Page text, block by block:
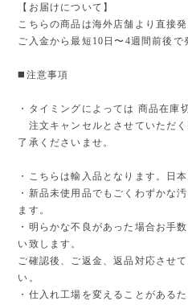
【お届けについて】
こちらの商品は海外店舗より直接発
ご入金から最短10日〜4週間前後で
◼️注意事項
・タイミングによっては 商品在庫
注文キャンセルとさせていただ
了承くださいませ。
・こちらは輸入品となります。日
・新品未使用品でもごくわずかな
ます。
・明らかな不良があった場合お手
い致します。
ご確認後、ご返金、返品対応させ
い。
・仕入れ工場を変えることがある